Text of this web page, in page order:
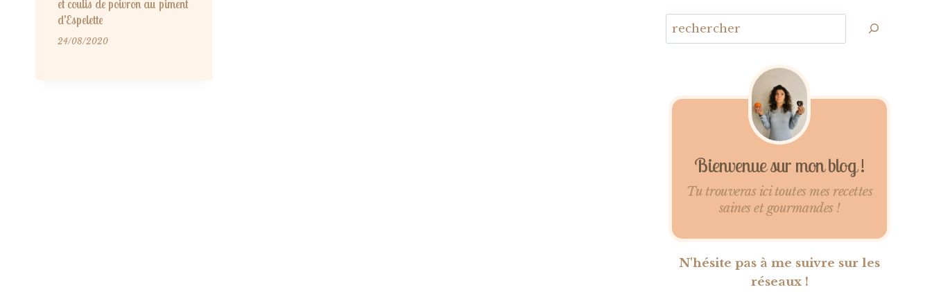
et coulis de poivron au piment
d’Espelette
24/08/2020
Bienvenue sur mon blog !
Tu trouveras ici toutes mes recettes
saines et gourmandes !
N'hésite pas à me suivre sur les
réseaux !